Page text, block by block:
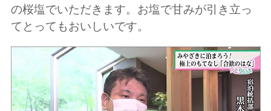
の桜塩でいただきます。お塩で甘みが引き立っ
てとってもおいしいです。